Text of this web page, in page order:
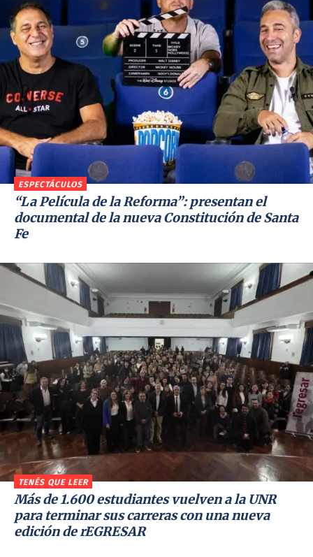
ESPECTÁCULOS
“La Película de la Reforma”: presentan el
documental de la nueva Constitución de Santa
Fe
TENÉS QUE LEER
Más de 1.600 estudiantes vuelven a la UNR
para terminar sus carreras con una nueva
edición de rEGRESAR